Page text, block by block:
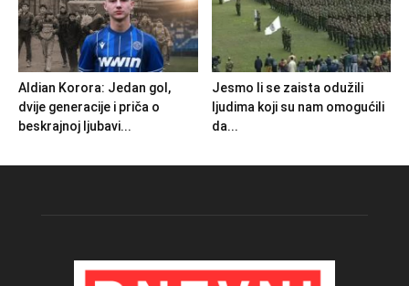
Aldian Korora: Jedan gol,
dvije generacije i priča o
beskrajnoj ljubavi...
Jesmo li se zaista odužili
ljudima koji su nam omogućili
da...